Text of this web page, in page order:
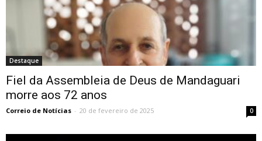
Destaque
Fiel da Assembleia de Deus de Mandaguari
morre aos 72 anos
Correio de Notícias - 20 de fevereiro de 2025 0